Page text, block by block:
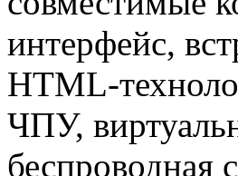
интерфейс,
HTML-
ЧПУ,
беспроводная